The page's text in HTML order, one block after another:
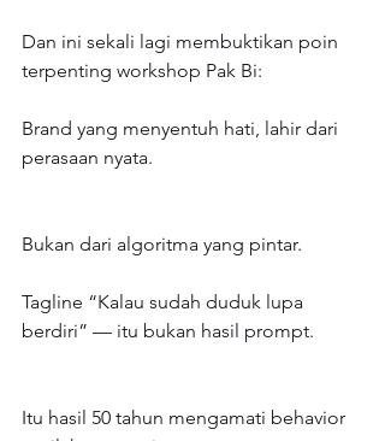
Dan ini sekali lagi membuktikan poin
terpenting workshop Pak Bi:
Brand yang menyentuh hati, lahir dari
perasaan nyata.
Bukan dari algoritma yang pintar.
Tagline “Kalau sudah duduk lupa
berdiri” — itu bukan hasil prompt.
Itu hasil 50 tahun mengamati behavior